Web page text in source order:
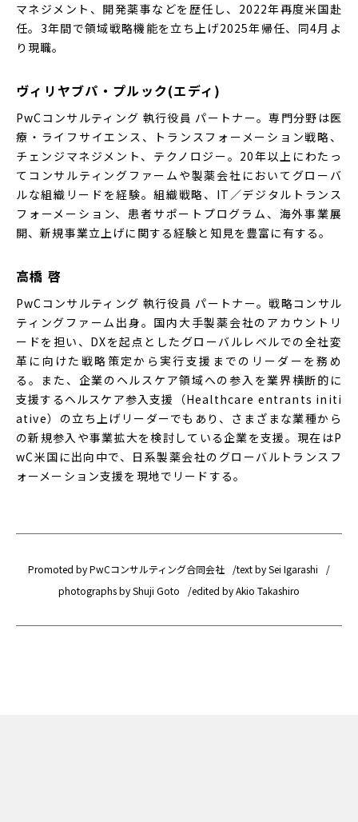
マネジメント、開発薬事などを歴任し、2022年再度米国赴
任。3年間で領域戦略機能を立ち上げ2025年帰任、同4月よ
り現職。
ヴィリヤブパ・プルック(エディ)
PwCコンサルティング 執行役員 パートナー。専門分野は医
療・ライフサイエンス、トランスフォーメーション戦略、
チェンジマネジメント、テクノロジー。20年以上にわたっ
てコンサルティングファームや製薬会社においてグローバ
ルな組織リードを経験。組織戦略、IT／デジタルトランス
フォーメーション、患者サポートプログラム、海外事業展
開、新規事業立上げに関する経験と知見を豊富に有する。
高橋 啓
PwCコンサルティング 執行役員 パートナー。戦略コンサル
ティングファーム出身。国内大手製薬会社のアカウントリ
ードを担い、DXを起点としたグローバルレベルでの全社変
革に向けた戦略策定から実行支援までのリーダーを務め
る。また、企業のヘルスケア領域への参入を業界横断的に
支援するヘルスケア参入支援（Healthcare entrants initi
ative）の立ち上げリーダーでもあり、さまざまな業種から
の新規参入や事業拡大を検討している企業を支援。現在はP
wC米国に出向中で、日系製薬会社のグローバルトランスフ
ォーメーション支援を現地でリードする。
Promoted by PwCコンサルティング合同会社
text by Sei Igarashi
photographs by Shuji Goto
edited by Akio Takashiro